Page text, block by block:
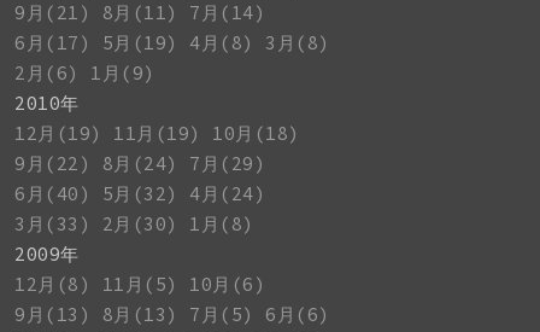
9月(21)
8月(11)
7月(14)
6月(17)
5月(19) 4月(8)
3月(8)
2月(6)
1月(9)
2010年
12月(19)
11月(19)
10月(18)
9月(22)
8月(24)
7月(29)
6月(40)
5月(32)
4月(24)
3月(33)
2月(30)
1月(8)
2009年
12月(8)
11月(5)
10月(6)
9月(13)
8月(13) 7月(5)
6月(6)